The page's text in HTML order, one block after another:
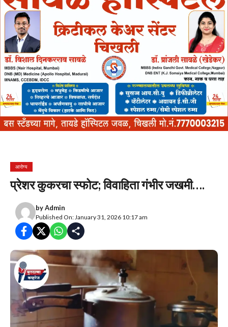
आरोग्य
प्रेशर कुकरचा स्फोट; विवाहिता गंभीर जखमी….
byAdmin
Published On: January 31, 2026 10:17 am